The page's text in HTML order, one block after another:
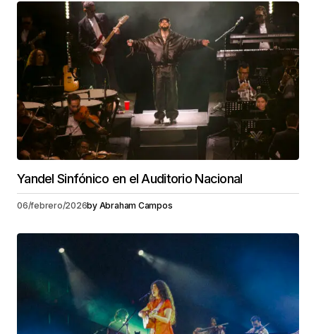
Yandel Sinfónico en el Auditorio Nacional
06/febrero/2026by Abraham Campos